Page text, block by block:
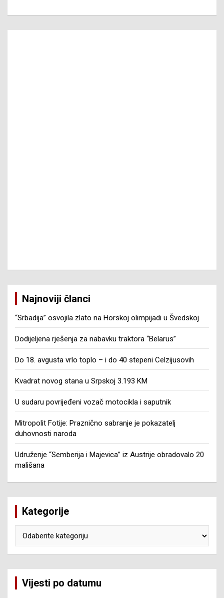
Najnoviji članci
“Srbadija” osvojila zlato na Horskoj olimpijadi u Švedskoj
Dodijeljena rješenja za nabavku traktora “Belarus”
Do 18. avgusta vrlo toplo – i do 40 stepeni Celzijusovih
Kvadrat novog stana u Srpskoj 3.193 KM
U sudaru povrijeđeni vozač motocikla i saputnik
Mitropolit Fotije: Praznično sabranje je pokazatelj
duhovnosti naroda
Udruženje “Semberija i Majevica” iz Austrije obradovalo 20
mališana
Kategorije
Vijesti po datumu